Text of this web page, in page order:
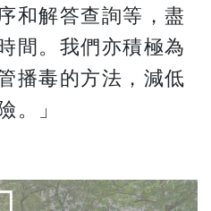
和解答查詢等，盡
間。我們亦積極為
播毒的方法，減低
。」